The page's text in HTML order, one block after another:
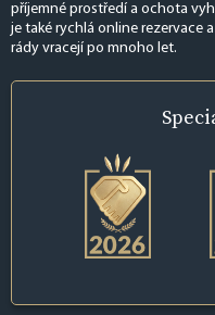
příjemné prostředí a ochota
je také rychlá online rezervace
rády vracejí po mnoho let.